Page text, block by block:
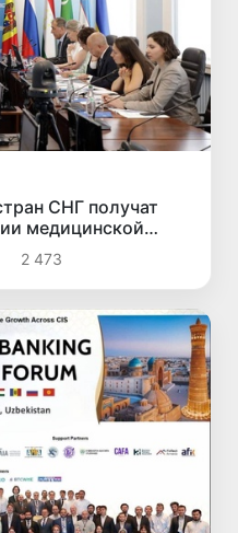
СНГ получат
медицинской
2 473